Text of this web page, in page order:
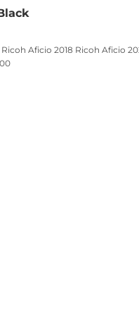
Ricoh Aficio 2018 Ricoh Aficio